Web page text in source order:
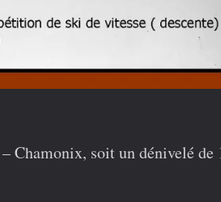
Chamonix, soit un dénivelé de